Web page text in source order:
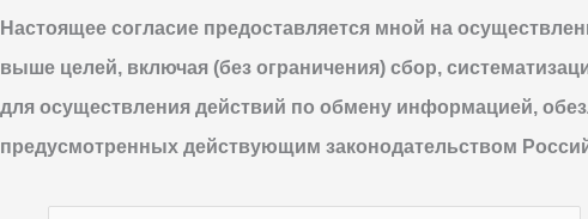
Настоящее согласие предоставляется мной на
выше целей, включая (без ограничения) сбор,
для осуществления действий по обмену информацией,
предусмотренных действующим законодательством